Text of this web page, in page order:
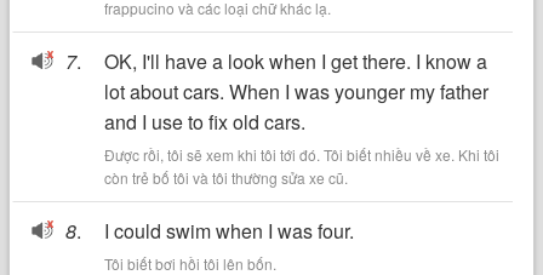
frappucino và các loại chữ khác lạ.
7.
OK, I'll have a look when I get there. I know a
lot about cars. When I was younger my father
and I use to fix old cars.
Được rồi, tôi sẽ xem khi tôi tới đó. Tôi biết nhiều về xe. Khi tôi
còn trẻ bố tôi và tôi thường sửa xe cũ.
8. I could swim when I was four.
Tôi biết bơi hồi tôi lên bốn.